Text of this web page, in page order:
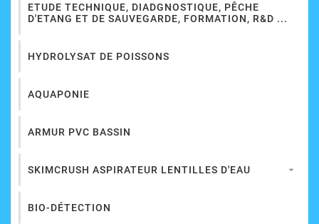
ETUDE TECHNIQUE, DIADGNOSTIQUE, PÊCHE
D'ETANG ET DE SAUVEGARDE, FORMATION, R&D ...
HYDROLYSAT DE POISSONS
AQUAPONIE
ARMUR PVC BASSIN
SKIMCRUSH ASPIRATEUR LENTILLES D'EAU 
BIO-DÉTECTION